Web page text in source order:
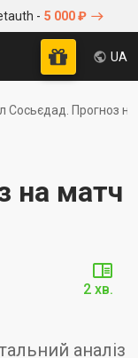
- 5 000 ₽
UA
Сосьєдад. Прогноз
на матч
аналіз
2 хв.